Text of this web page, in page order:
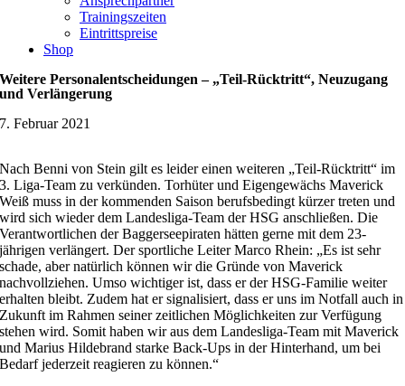
Trainingszeiten
Eintrittspreise
Shop
Weitere Personalentscheidungen – „Teil-Rücktritt“, Neuzugang
und Verlängerung
7. Februar 2021
Nach Benni von Stein gilt es leider einen weiteren „Teil-Rücktritt“ im
3. Liga-Team zu verkünden. Torhüter und Eigengewächs Maverick
Weiß muss in der kommenden Saison berufsbedingt kürzer treten und
wird sich wieder dem Landesliga-Team der HSG anschließen. Die
Verantwortlichen der Baggerseepiraten hätten gerne mit dem 23-
jährigen verlängert. Der sportliche Leiter Marco Rhein: „Es ist sehr
schade, aber natürlich können wir die Gründe von Maverick
nachvollziehen. Umso wichtiger ist, dass er der HSG-Familie weiter
erhalten bleibt. Zudem hat er signalisiert, dass er uns im Notfall auch in
Zukunft im Rahmen seiner zeitlichen Möglichkeiten zur Verfügung
stehen wird. Somit haben wir aus dem Landesliga-Team mit Maverick
und Marius Hildebrand starke Back-Ups in der Hinterhand, um bei
Bedarf jederzeit reagieren zu können.“